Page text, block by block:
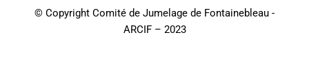
© Copyright Comité de Jumelage de Fontainebleau -
ARCIF – 2023